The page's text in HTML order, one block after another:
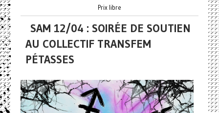
Prix libre
SAM 12/04 : SOIRÉE DE SOUTIEN
AU COLLECTIF TRANSFEM
PÉTASSES